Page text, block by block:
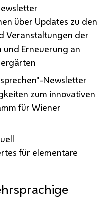
über Updates zu den
Veranstaltungen der
Erneuerung an
Newsletter
zum innovativen
für Wiener
für elementare